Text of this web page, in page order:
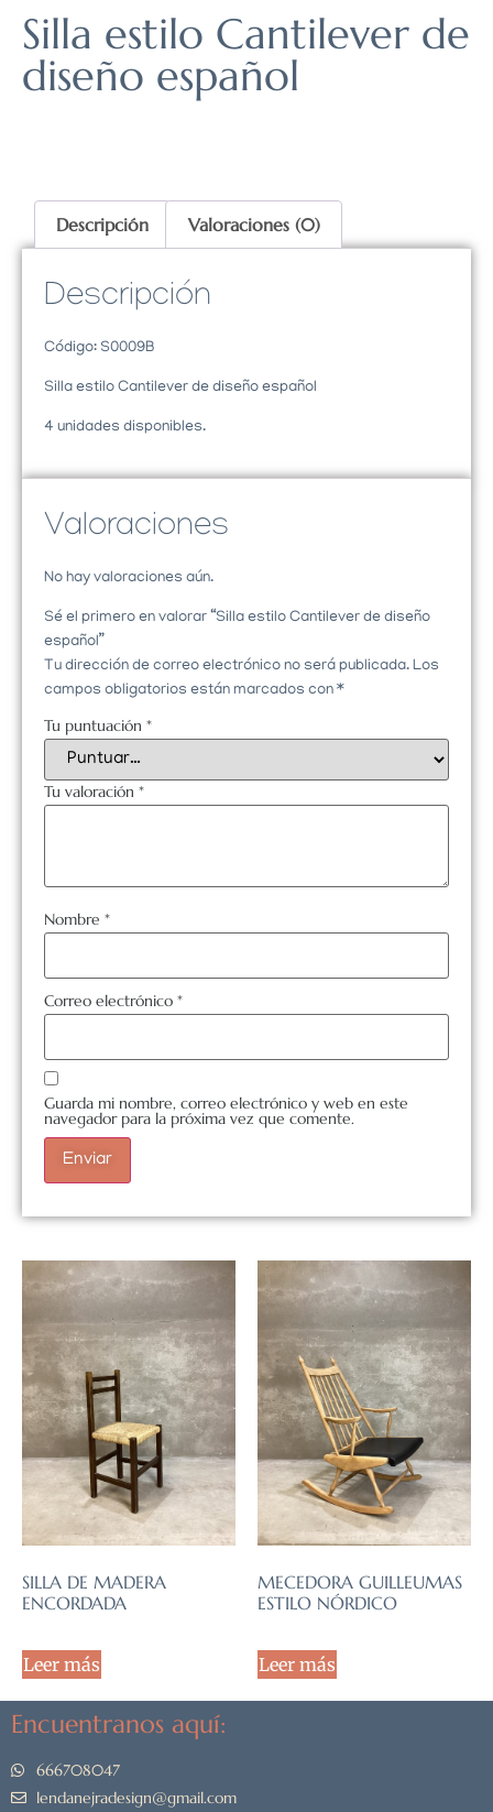
Silla estilo Cantilever de
diseño español
SILLA DE MADERA
ENCORDADA
Leer más
MECEDORA GUILLEUMAS
ESTILO NÓRDICO
Leer más
Descripción Valoraciones (0)
Descripción
Código: S0009B
Silla estilo Cantilever de diseño español
4 unidades disponibles.
Valoraciones
No hay valoraciones aún.
Sé el primero en valorar “Silla estilo Cantilever de diseño
español”
Tu dirección de correo electrónico no será publicada. Los
campos obligatorios están marcados con *
Tu puntuación *
Tu valoración *
Nombre *
Correo electrónico *
Guarda mi nombre, correo electrónico y web en este
navegador para la próxima vez que comente.
Encuentranos aquí:
666708047
lendanejradesign@gmail.com